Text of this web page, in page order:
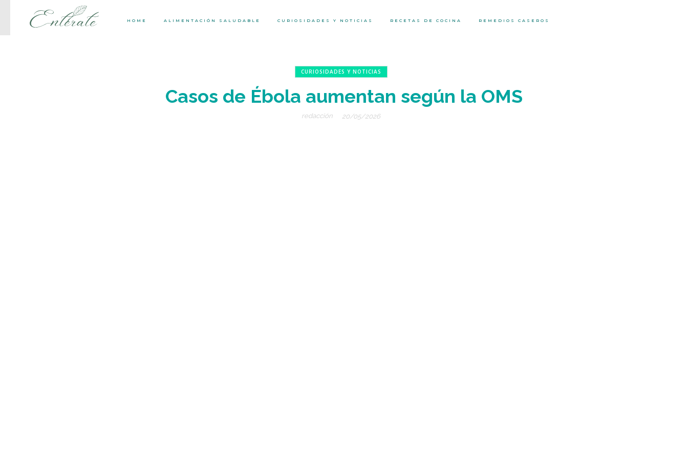
HOME ALIMENTACIÓN SALUDABLE CURIOSIDADES Y NOTICIAS RECETAS DE COCINA REMEDIOS CASEROS
CURIOSIDADES Y NOTICIAS
Casos de Ébola aumentan según la OMS
redacción 20/05/2026